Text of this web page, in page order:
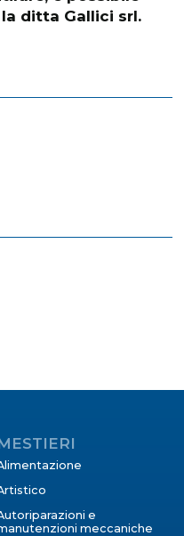
ditta Gallici srl.
e
meccaniche